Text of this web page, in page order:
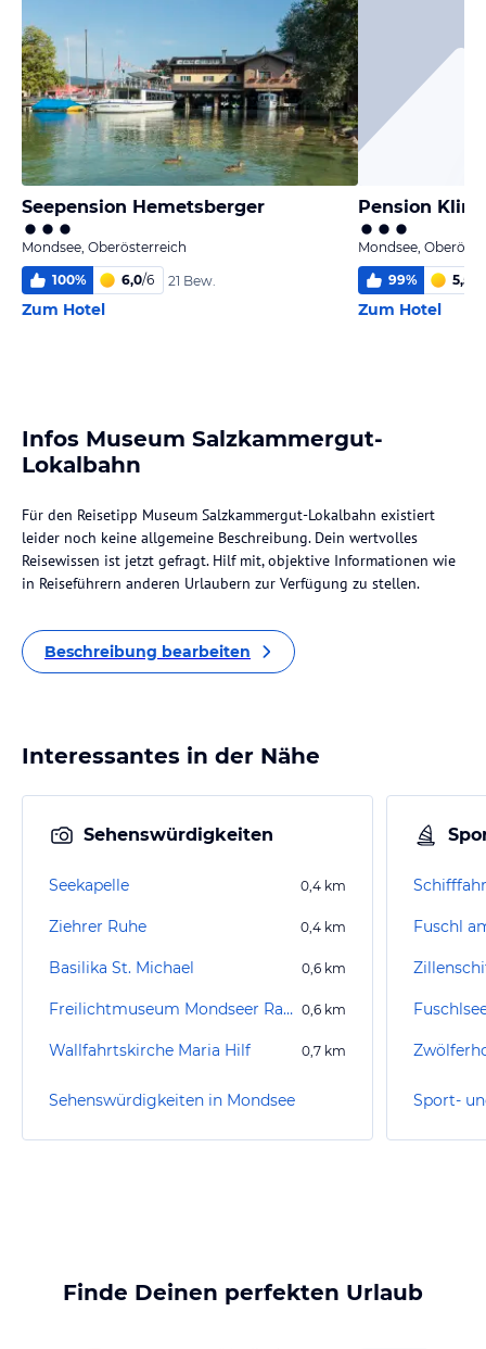
Seepension Hemetsberger
Mondsee, Oberösterreich
100% 6,0/6 21 Bew.
Zum Hotel
Pension
Mondsee,
99% 5,5
Zum Hotel
Infos Museum Salzkammergut-
Lokalbahn
Für den Reisetipp Museum Salzkammergut-Lokalbahn existiert
leider noch keine allgemeine Beschreibung. Dein wertvolles
Reisewissen ist jetzt gefragt. Hilf mit, objektive Informationen wie
in Reiseführern anderen Urlaubern zur Verfügung zu stellen.
Beschreibung bearbeiten
Interessantes in der Nähe
Sehenswürdigkeiten
Seekapelle 0,4 km
Ziehrer Ruhe 0,4 km
Basilika St. Michael 0,6 km
Freilichtmuseum Mondseer Rauchhaus 0,6 km
Wallfahrtskirche Maria Hilf 0,7 km
Sehenswürdigkeiten in Mondsee
Fuschl
Finde Deinen perfekten Urlaub